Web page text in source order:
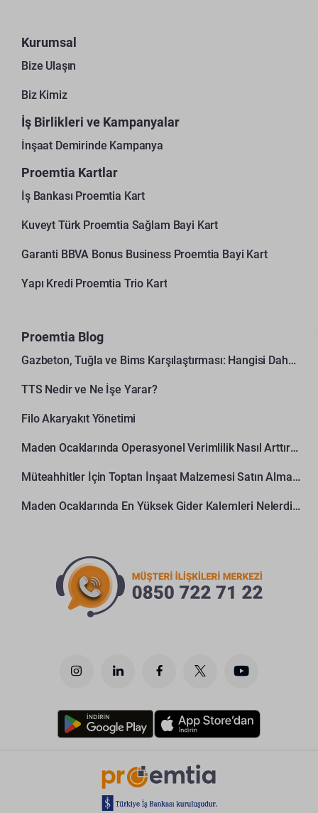
Kurumsal
Bize Ulaşın
Biz Kimiz
İş Birlikleri ve Kampanyalar
İnşaat Demirinde Kampanya
Proemtia Kartlar
İş Bankası Proemtia Kart
Kuveyt Türk Proemtia Sağlam Bayi Kart
Garanti BBVA Bonus Business Proemtia Bayi Kart
Yapı Kredi Proemtia Trio Kart
Proemtia Blog
Gazbeton, Tuğla ve Bims Karşılaştırması: Hangisi Daha Avantajlı?
TTS Nedir ve Ne İşe Yarar?
Filo Akaryakıt Yönetimi
Maden Ocaklarında Operasyonel Verimlilik Nasıl Arttırılır?
Müteahhitler İçin Toptan İnşaat Malzemesi Satın Alma Rehberi
Maden Ocaklarında En Yüksek Gider Kalemleri Nelerdir?